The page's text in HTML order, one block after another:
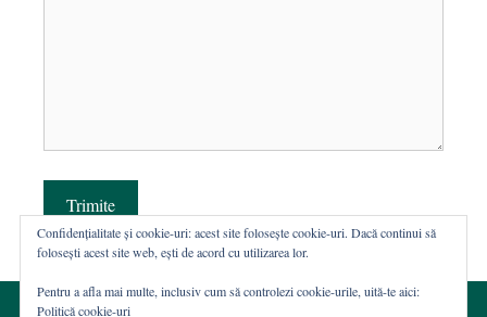
Trimite
Confidențialitate și cookie-uri: acest site folosește cookie-uri. Dacă continui să
folosești acest site web, ești de acord cu utilizarea lor.
Pentru a afla mai multe, inclusiv cum să controlezi cookie-urile, uită-te aici:
Politică cookie-uri